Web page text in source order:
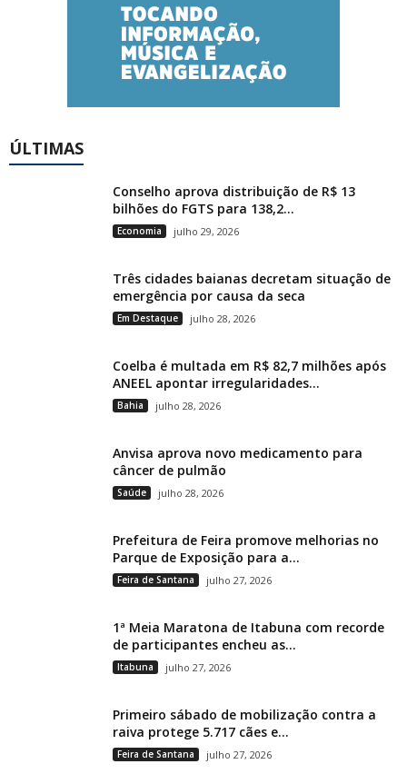
ÚLTIMAS
Conselho aprova distribuição de R$ 13
bilhões do FGTS para 138,2...
Economia julho 29, 2026
Três cidades baianas decretam situação de
emergência por causa da seca
Em Destaque julho 28, 2026
Coelba é multada em R$ 82,7 milhões após
ANEEL apontar irregularidades...
Bahia julho 28, 2026
Anvisa aprova novo medicamento para
câncer de pulmão
Saúde julho 28, 2026
Prefeitura de Feira promove melhorias no
Parque de Exposição para a...
Feira de Santana julho 27, 2026
1ª Meia Maratona de Itabuna com recorde
de participantes encheu as...
Itabuna julho 27, 2026
Primeiro sábado de mobilização contra a
raiva protege 5.717 cães e...
Feira de Santana julho 27, 2026